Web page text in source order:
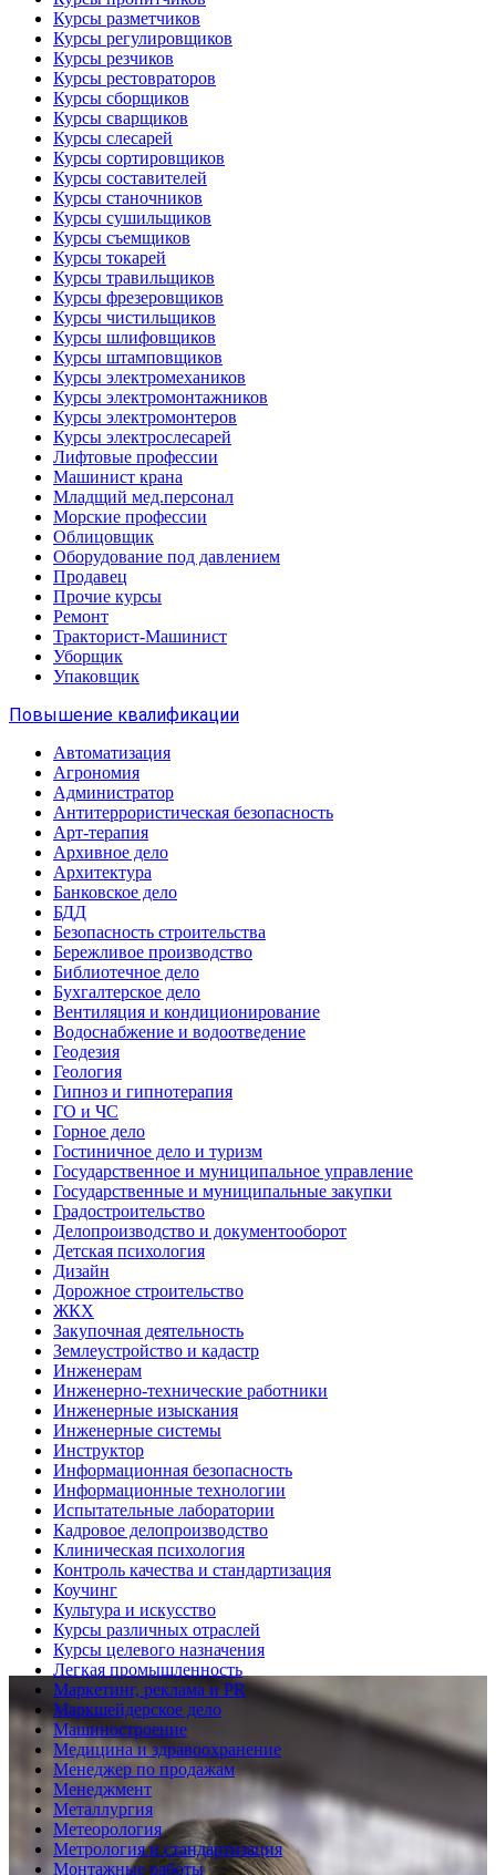
Курсы разметчиков
Курсы регулировщиков
Курсы резчиков
Курсы рестовраторов
Курсы сборщиков
Курсы сварщиков
Курсы слесарей
Курсы сортировщиков
Курсы составителей
Курсы станочников
Курсы сушильщиков
Курсы съемщиков
Курсы токарей
Курсы травильщиков
Курсы фрезеровщиков
Курсы чистильщиков
Курсы шлифовщиков
Курсы штамповщиков
Курсы электромехаников
Курсы электромонтажников
Курсы электромонтеров
Курсы электрослесарей
Лифтовые профессии
Машинист крана
Младщий мед.персонал
Морские профессии
Облицовщик
Оборудование под давлением
Продавец
Прочие курсы
Ремонт
Тракторист-Машинист
Уборщик
Упаковщик
Повышение квалификации
Автоматизация
Агрономия
Администратор
Антитеррористическая безопасность
Арт-терапия
Архивное дело
Архитектура
Банковское дело
БДД
Безопасность строительства
Бережливое производство
Библиотечное дело
Бухгалтерское дело
Вентиляция и кондиционирование
Водоснабжение и водоотведение
Геодезия
Геология
Гипноз и гипнотерапия
ГО и ЧС
Горное дело
Гостиничное дело и туризм
Государственное и муниципальное управление
Государственные и муниципальные закупки
Градостроительство
Делопроизводство и документооборот
Детская психология
Дизайн
Дорожное строительство
ЖКХ
Закупочная деятельность
Землеустройство и кадастр
Инженерам
Инженерно-технические работники
Инженерные изыскания
Инженерные системы
Инструктор
Информационная безопасность
Информационные технологии
Испытательные лаборатории
Кадровое делопроизводство
Клиническая психология
Контроль качества и стандартизация
Коучинг
Культура и искусство
Курсы различных отраслей
Курсы целевого назначения
Легкая промышленность
Маркетинг, реклама и PR
Маркшейдерское дело
Машиностроение
Медицина и здравоохранение
Менеджер по продажам
Менеджмент
Металлургия
Метеорология
Метрология и стандартизация
Монтажные работы